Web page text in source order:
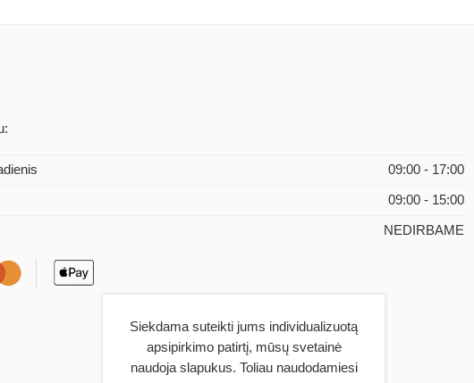
09:00 - 17:00
09:00 - 15:00
NEDIRBAME
Siekdama suteikti jums individualizuotą
apsipirkimo patirtį, mūsų svetainė
naudoja slapukus. Toliau naudodamiesi